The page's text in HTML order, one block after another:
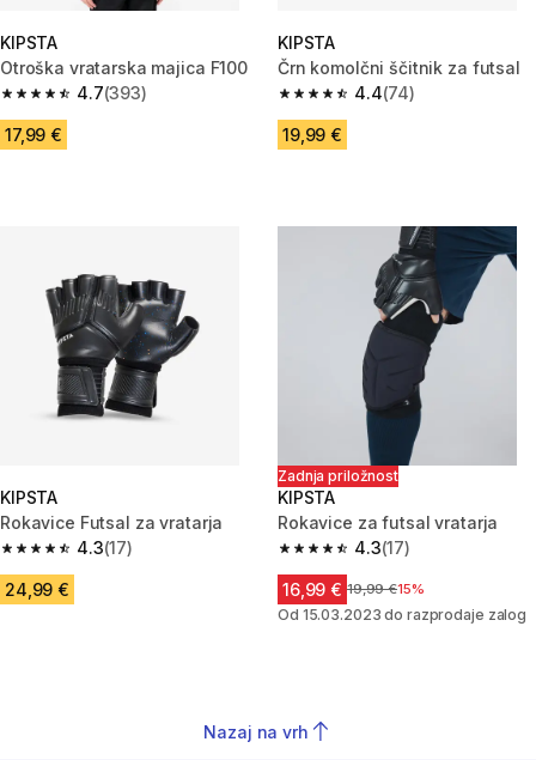
KIPSTA
Otroška vratarska majica F100
4.7
4.7 od 5 zvezdic from 393 ocene
(393)
17,99 €
KIPSTA
Črn komolčni ščitnik za futsal
4.4
4.4 od 5 zvezdic from 74
(74)
19,99 €
KIPSTA
Rokavice Futsal za vratarja
4.3
4.3 od 5 zvezdic from 17 ocene
(17)
24,99 €
Zadnja priložnost
KIPSTA
Rokavice za futsal vratarja
4.3
4.3 od 5 zvezdic from 17 ocene
(17)
16,99 € Cena pred znižanjem
19,99 €15%
Od 15.03.2023 do razprodaje zalog
Nazaj na vrh